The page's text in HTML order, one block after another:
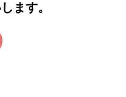
ます。